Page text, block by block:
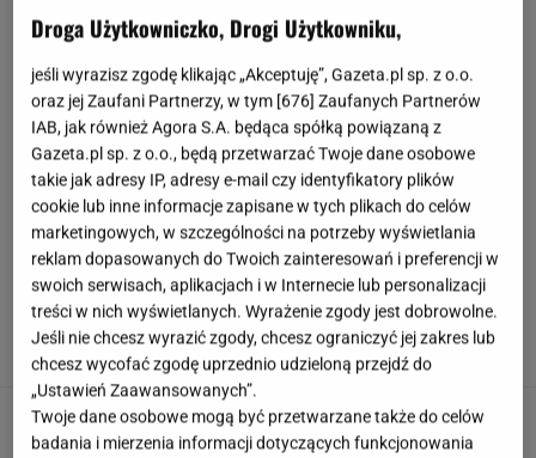
Szara wielka płyta zniknęła. Tak dziś wygląda
blok z "Alternatyw 4"
Tych słów używali nasi dziadkowie, teraz
niewiele osób je pamięta. A ty?
Droga Użytkowniczko, Drogi Użytkowniku,
jeśli wyrazisz zgodę klikając „Akceptuję”, Gazeta.pl sp. z o.o.
oraz jej Zaufani Partnerzy, w tym [676] Zaufanych Partnerów
IAB, jak również Agora S.A. będąca spółką powiązaną z
Gazeta.pl sp. z o.o., będą przetwarzać Twoje dane osobowe
takie jak adresy IP, adresy e-mail czy identyfikatory plików
cookie lub inne informacje zapisane w tych plikach do celów
marketingowych, w szczególności na potrzeby wyświetlania
reklam dopasowanych do Twoich zainteresowań i preferencji w
swoich serwisach, aplikacjach i w Internecie lub personalizacji
treści w nich wyświetlanych. Wyrażenie zgody jest dobrowolne.
Jeśli nie chcesz wyrazić zgody, chcesz ograniczyć jej zakres lub
chcesz wycofać zgodę uprzednio udzieloną przejdź do
„Ustawień Zaawansowanych”.
Twoje dane osobowe mogą być przetwarzane także do celów
badania i mierzenia informacji dotyczących funkcjonowania